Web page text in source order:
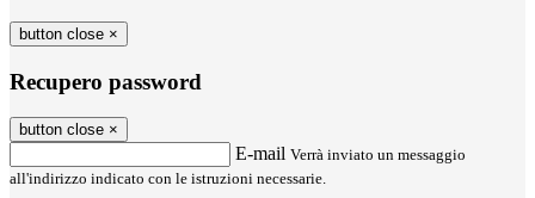
button close ×
Recupero password
button close ×
E-mail Verrà inviato un messaggio
all'indirizzo indicato con le istruzioni necessarie.